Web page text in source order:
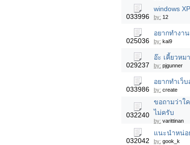
033996
windows
by: 12
025036
อยากทำงา
by: kai9
029237
อ๊ะ เคี้ยวหม
by: pjgunner
033986
อยากทำเว็
by: create
032240
ขอถามว่าใ
ไม่ครับ
by: varittinan
032042
แนะนำหน่อ
by: gook_k